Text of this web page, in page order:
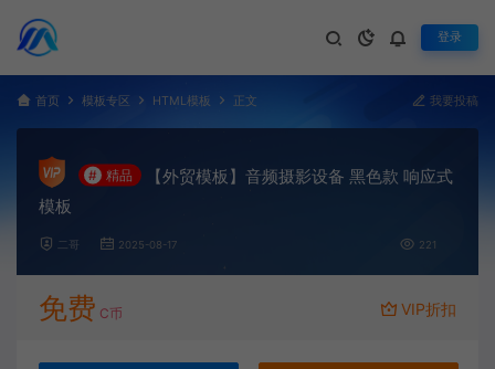
登录
首页 模板专区 HTML模板 正文 我要投稿
# 精品
【外贸模板】音频摄影设备 黑色款 响应式
模板
二哥 2025-08-17 221
免费 C币 VIP折扣